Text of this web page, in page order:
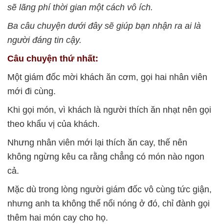
sẽ lãng phí thời gian một cách vô ích.
Ba câu chuyện dưới đây sẽ giúp bạn nhận ra ai là
người đáng tin cậy.
Câu chuyện thứ nhất:
Một giám đốc mời khách ăn cơm, gọi hai nhân viên
mới đi cùng.
Khi gọi món, vì khách là người thích ăn nhạt nên gọi
theo khẩu vị của khách.
Nhưng nhân viên mới lại thích ăn cay, thế nên
không ngừng kêu ca rằng chẳng có món nào ngon
cả.
Mặc dù trong lòng người giám đốc vô cùng tức giận,
nhưng anh ta không thể nổi nóng ở đó, chỉ đành gọi
thêm hai món cay cho họ.